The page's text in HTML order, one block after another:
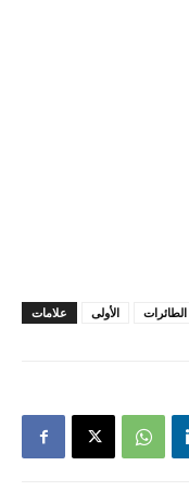
علامات الأولى الطائرات